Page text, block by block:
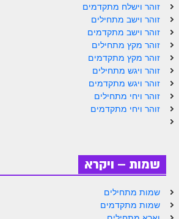
ספר הזוהר וישלח מתחילים
הזוהר הקדוש וישלח מתקדמים
הזוהר הקדוש וישב מתחילים
הזוהר הקדוש וישב מתקדמים
הזוהר הקדוש מקץ מתחילים
הזוהר הקדוש ויגש מתקדמים
הזוהר הקדוש ויחי מתחילים
זוהר וישלח מתקדמים
זוהר וישב מתחילים
זוהר וישב מתקדמים
זוהר מקץ מתחילים
זוהר מקץ מתקדמים
זוהר ויגש מתחילים
זוהר ויגש מתקדמים
זוהר ויחי מתחילים
זוהר ויחי מתקדמים
שמות – ויקרא
שמות מתחילים
שמות מתקדמים